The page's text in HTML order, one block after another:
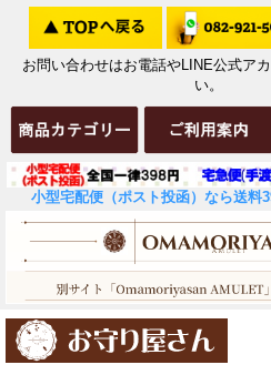
お問い合わせはお電話やLINE公式ア
い。
小型宅配便（ポスト投函）なら送料